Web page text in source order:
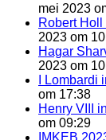
mei 2023
Robert
2023 om
Hagar
2023 om
I Lombardi
om 17:38
Henry VIII
om 09:29
IMKEB